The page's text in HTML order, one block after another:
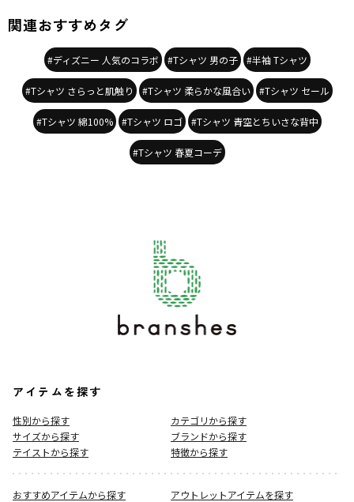
関連おすすめタグ
#ディズニー 人気のコラボ #Tシャツ 男の子 #半袖 Tシャツ
#Tシャツ さらっと肌触り #Tシャツ 柔らかな風合い #Tシャツ セール
#Tシャツ 綿100% #Tシャツ ロゴ #Tシャツ 青空とちいさな背中
#Tシャツ 春夏コーデ
アイテムを探す
性別から探す
カテゴリから探す
サイズから探す
ブランドから探す
テイストから探す
特徴から探す
おすすめアイテムから探す
アウトレットアイテムを探す